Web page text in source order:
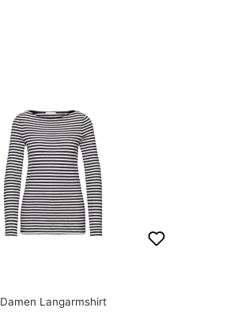
Damen Langarmshirt